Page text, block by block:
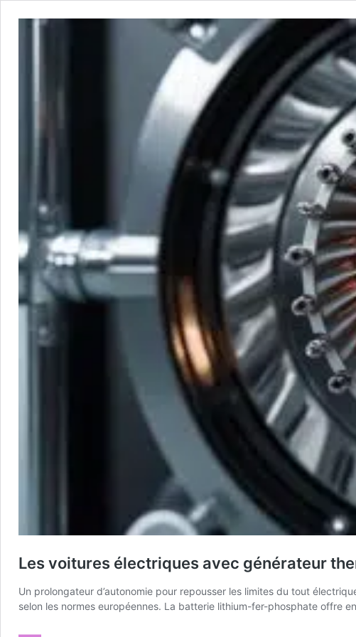
Les voitures électriques avec générateur
Un prolongateur d’autonomie pour repousser les limites du tout
selon les normes européennes. La batterie lithium-fer-phosphate offre